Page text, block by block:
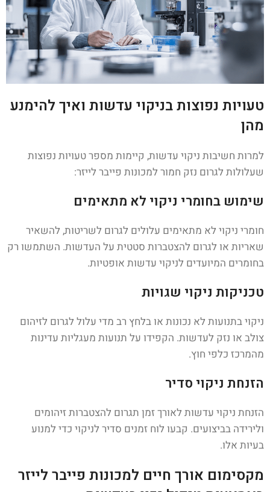
טעויות נפוצות בניקוי עדשות ואיך להימנע
מהן
למרות חשיבות ניקוי עדשות, קיימות מספר טעויות נפוצות
שעלולות לגרום נזק חמור למכונות פייבר לייזר:
שימוש בחומרי ניקוי לא מתאימים
חומרי ניקוי לא מתאימים עלולים לגרום לשריטות, להשאיר
שאריות או לגרום להצטברות סטטית על העדשות. השתמשו רק
בחומרים המיועדים לניקוי עדשות אופטיות.
טכניקות ניקוי שגויות
ניקוי בתנועות לא נכונות או בלחץ רב מדי עלול לגרום לזיהום
צולב או נזק לעדשות. הקפידו על תנועות מעגליות עדינות
מהמרכז כלפי חוץ.
הזנחת ניקוי סדיר
הזנחת ניקוי עדשות לאורך זמן תגרום להצטברות זיהומים
ולירידה בביצועים. קבעו לוח זמנים סדיר לניקוי כדי למנוע
בעיות אלו.
מקסימום אורך חיים למכונות פייבר לייזר